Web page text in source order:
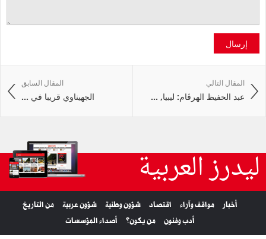
إرسال
المقال السابق
الجهيناوي قريبا في ...
المقال التالي
عبد الحفيظ الهرڤام: ليبيا, ...
ليدرز العربية
أخبار مواقف وآراء اقتصاد شؤون وطنية شؤون عربية
من التاريخ
أدب وفنون
من يكون؟ أصداء المؤسسات